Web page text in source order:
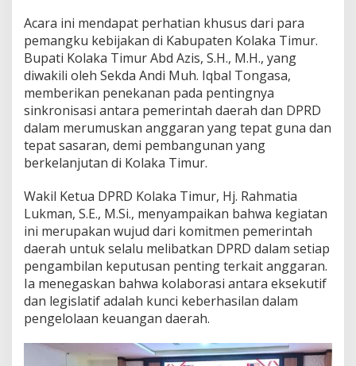
s
K
U
A
-
P
P
S
A
P
D
P
e
r
u
b
a
h
a
n
Acara ini mendapat perhatian khusus dari para
pemangku kebijakan di Kabupaten Kolaka Timur.
Bupati Kolaka Timur Abd Azis, S.H., M.H., yang
diwakili oleh Sekda Andi Muh. Iqbal Tongasa,
memberikan penekanan pada pentingnya
sinkronisasi antara pemerintah daerah dan DPRD
dalam merumuskan anggaran yang tepat guna dan
tepat sasaran, demi pembangunan yang
berkelanjutan di Kolaka Timur.
Wakil Ketua DPRD Kolaka Timur, Hj. Rahmatia
Lukman, S.E., M.Si., menyampaikan bahwa kegiatan
ini merupakan wujud dari komitmen pemerintah
daerah untuk selalu melibatkan DPRD dalam setiap
pengambilan keputusan penting terkait anggaran.
Ia menegaskan bahwa kolaborasi antara eksekutif
dan legislatif adalah kunci keberhasilan dalam
pengelolaan keuangan daerah.